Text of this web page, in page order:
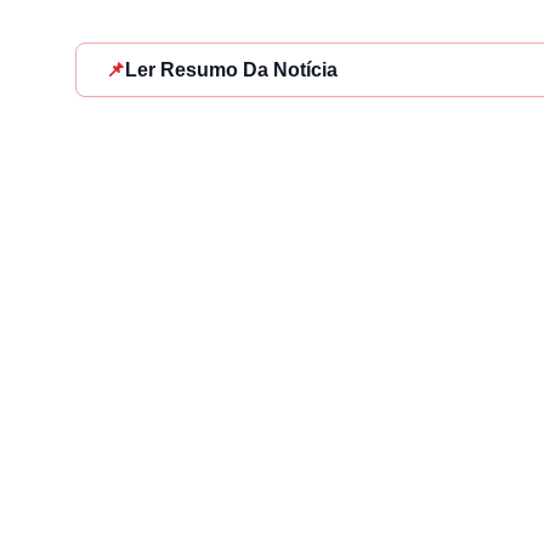
📌 Ler Resumo Da Notícia